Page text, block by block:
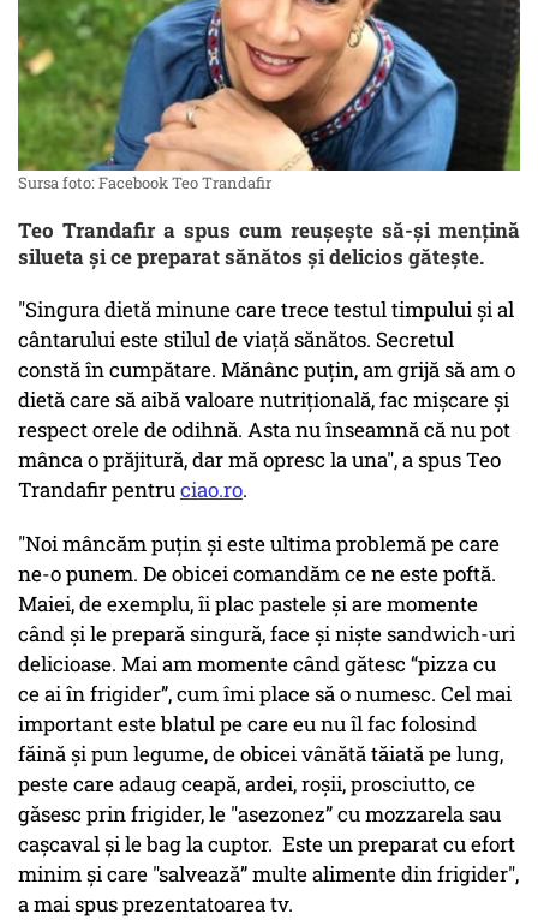
Sursa foto: Facebook Teo Trandafir
Teo Trandafir a spus cum reușește să-și mențină
silueta și ce preparat sănătos și delicios gătește.
"Singura dietă minune care trece testul timpului și al
cântarului este stilul de viață sănătos. Secretul
constă în cumpătare. Mănânc puțin, am grijă să am o
dietă care să aibă valoare nutrițională, fac mișcare și
respect orele de odihnă. Asta nu înseamnă că nu pot
mânca o prăjitură, dar mă opresc la una", a spus Teo
Trandafir pentruciao.ro.
"Noi mâncăm puțin și este ultima problemă pe care
ne-o punem. De obicei comandăm ce ne este poftă.
Maiei, de exemplu, îi plac pastele și are momente
când și le prepară singură, face și niște sandwich-uri
delicioase. Mai am momente când gătesc “pizza cu
ce ai în frigider”, cum îmi place să o numesc. Cel mai
important este blatul pe care eu nu îl fac folosind
făină și pun legume, de obicei vânătă tăiată pe lung,
peste care adaug ceapă, ardei, roșii, prosciutto, ce
găsesc prin frigider, le "asezonez” cu mozzarela sau
cașcaval și le bag la cuptor. Este un preparat cu efort
minim și care "salvează” multe alimente din frigider",
a mai spus prezentatoarea tv.